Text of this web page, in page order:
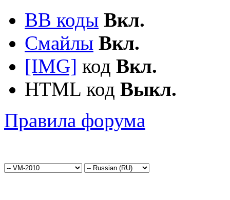
BB коды Вкл.
Смайлы Вкл.
[IMG] код Вкл.
HTML код Выкл.
Правила форума